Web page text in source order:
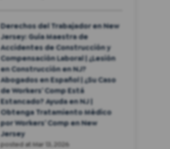
Derechos del Trabajador en New
Jersey: Guía Maestra de
Accidentes de Construcción y
Compensación Laboral | ¿Lesión
en Construcción en NJ?
Abogados en Español | ¿Su Caso
de Workers’ Comp Está
Estancado? Ayuda en NJ |
Obtenga Tratamiento Médico
por Workers’ Comp en New
Jersey
posted atMar 13, 2026